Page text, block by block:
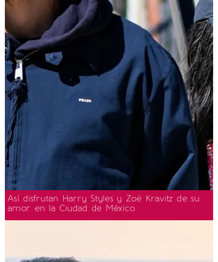
Así disfrutan Harry Styles y Zoë Kravitz de su
amor en la Ciudad de México